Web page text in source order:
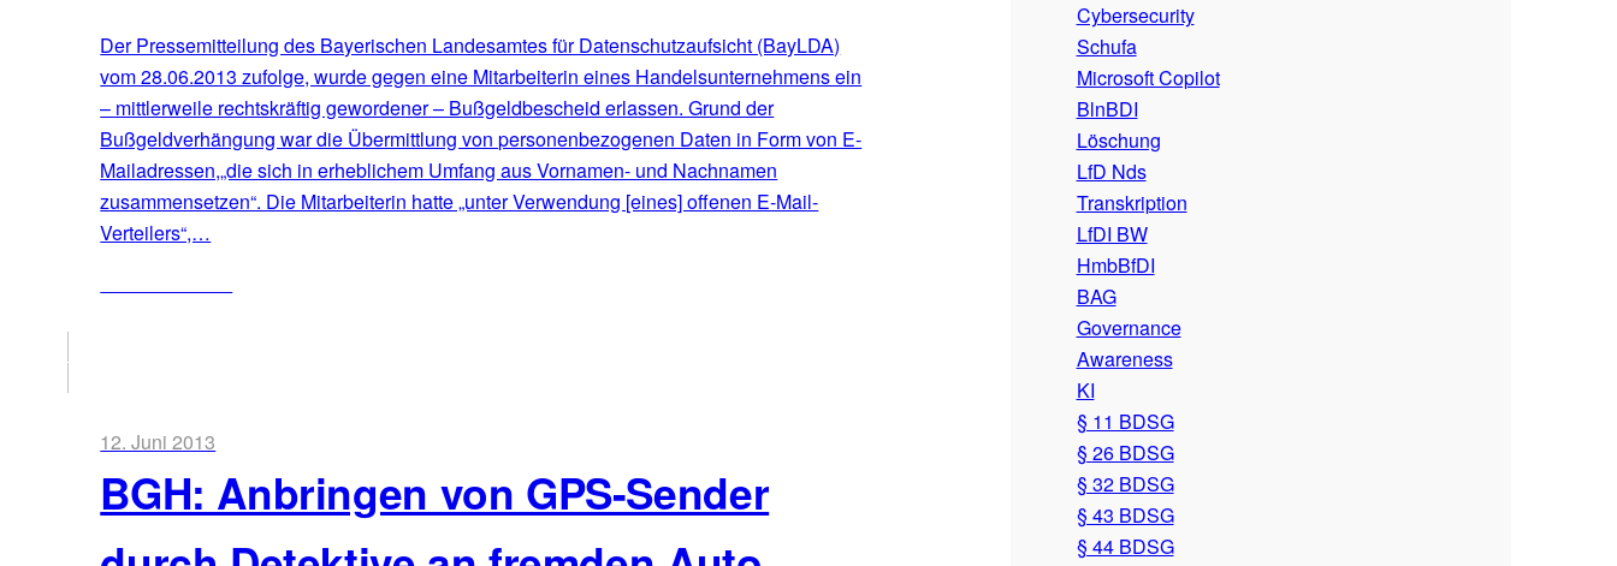
Der Pressemitteilung des Bayerischen Landesamtes für Datenschutzaufsicht (BayLDA)
vom 28.06.2013 zufolge, wurde gegen eine Mitarbeiterin eines Handelsunternehmens ein
– mittlerweile rechtskräftig gewordener – Bußgeldbescheid erlassen. Grund der
Bußgeldverhängung war die Übermittlung von personenbezogenen Daten in Form von E-
Mailadressen,„die sich in erheblichem Umfang aus Vornamen- und Nachnamen
zusammensetzen“. Die Mitarbeiterin hatte „unter Verwendung [eines] offenen E-Mail-
Verteilers“,…
12. Juni 2013
BGH: Anbringen von GPS-Sender
Cybersecurity
Schufa
Microsoft Copilot
BlnBDI
Löschung
LfD Nds
Transkription
LfDI BW
HmbBfDI
BAG
Governance
Awareness
KI
§ 11 BDSG
§ 26 BDSG
§ 32 BDSG
§ 43 BDSG
§ 44 BDSG